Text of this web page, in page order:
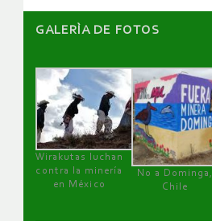
GALERÌA DE FOTOS
Wirakutas luchan
contra la minería
en México
No a Dominga,
Chile